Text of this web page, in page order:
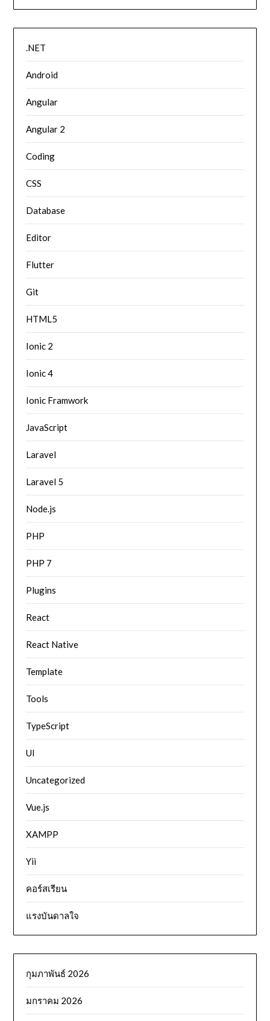
.NET
Android
Angular
Angular 2
Coding
CSS
Database
Editor
Flutter
Git
HTML5
Ionic 2
Ionic 4
Ionic Framwork
JavaScript
Laravel
Laravel 5
Node.js
PHP
PHP 7
Plugins
React
React Native
Template
Tools
TypeScript
UI
Uncategorized
Vue.js
XAMPP
Yii
คอร์สเรียน
แรงบันดาลใจ
กุมภาพันธ์ 2026
มกราคม 2026